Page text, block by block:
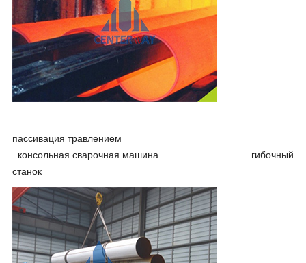
пассивация травлением
консольная сварочная машина гибочный
станок